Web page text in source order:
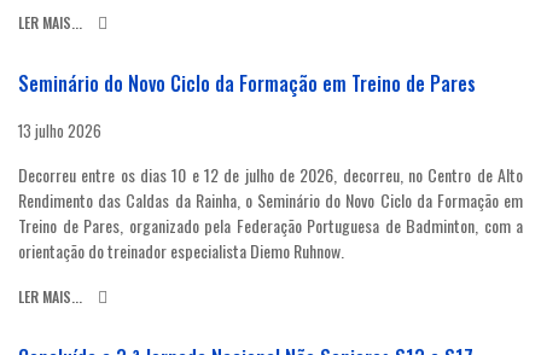
LER MAIS...
Seminário do Novo Ciclo da Formação em Treino de Pares
13 julho 2026
Decorreu entre os dias 10 e 12 de julho de 2026, decorreu, no Centro de Alto
Rendimento das Caldas da Rainha, o Seminário do Novo Ciclo da Formação em
Treino de Pares, organizado pela Federação Portuguesa de Badminton, com a
orientação do treinador especialista Diemo Ruhnow.
LER MAIS...